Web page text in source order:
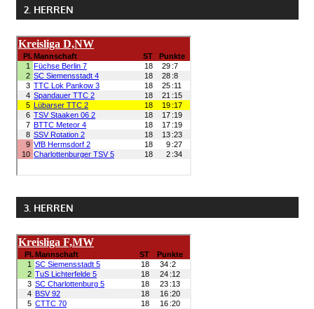
2. HERREN
3. HERREN